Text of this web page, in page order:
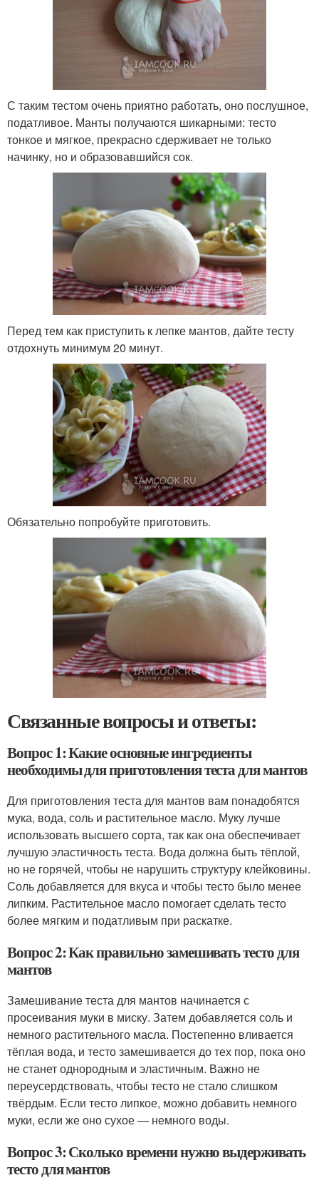
С таким тестом очень приятно работать, оно послушное,
податливое. Манты получаются шикарными: тесто
тонкое и мягкое, прекрасно сдерживает не только
начинку, но и образовавшийся сок.
Перед тем как приступить к лепке мантов, дайте тесту
отдохнуть минимум 20 минут.
Обязательно попробуйте приготовить.
Связанные вопросы и ответы:
Вопрос 1: Какие основные ингредиенты
необходимы для приготовления теста для мантов
Для приготовления теста для мантов вам понадобятся
мука, вода, соль и растительное масло. Муку лучше
использовать высшего сорта, так как она обеспечивает
лучшую эластичность теста. Вода должна быть тёплой,
но не горячей, чтобы не нарушить структуру клейковины.
Соль добавляется для вкуса и чтобы тесто было менее
липким. Растительное масло помогает сделать тесто
более мягким и податливым при раскатке.
Вопрос 2: Как правильно замешивать тесто для
мантов
Замешивание теста для мантов начинается с
просеивания муки в миску. Затем добавляется соль и
немного растительного масла. Постепенно вливается
тёплая вода, и тесто замешивается до тех пор, пока оно
не станет однородным и эластичным. Важно не
переусердствовать, чтобы тесто не стало слишком
твёрдым. Если тесто липкое, можно добавить немного
муки, если же оно сухое — немного воды.
Вопрос 3: Сколько времени нужно выдерживать
тесто для мантов